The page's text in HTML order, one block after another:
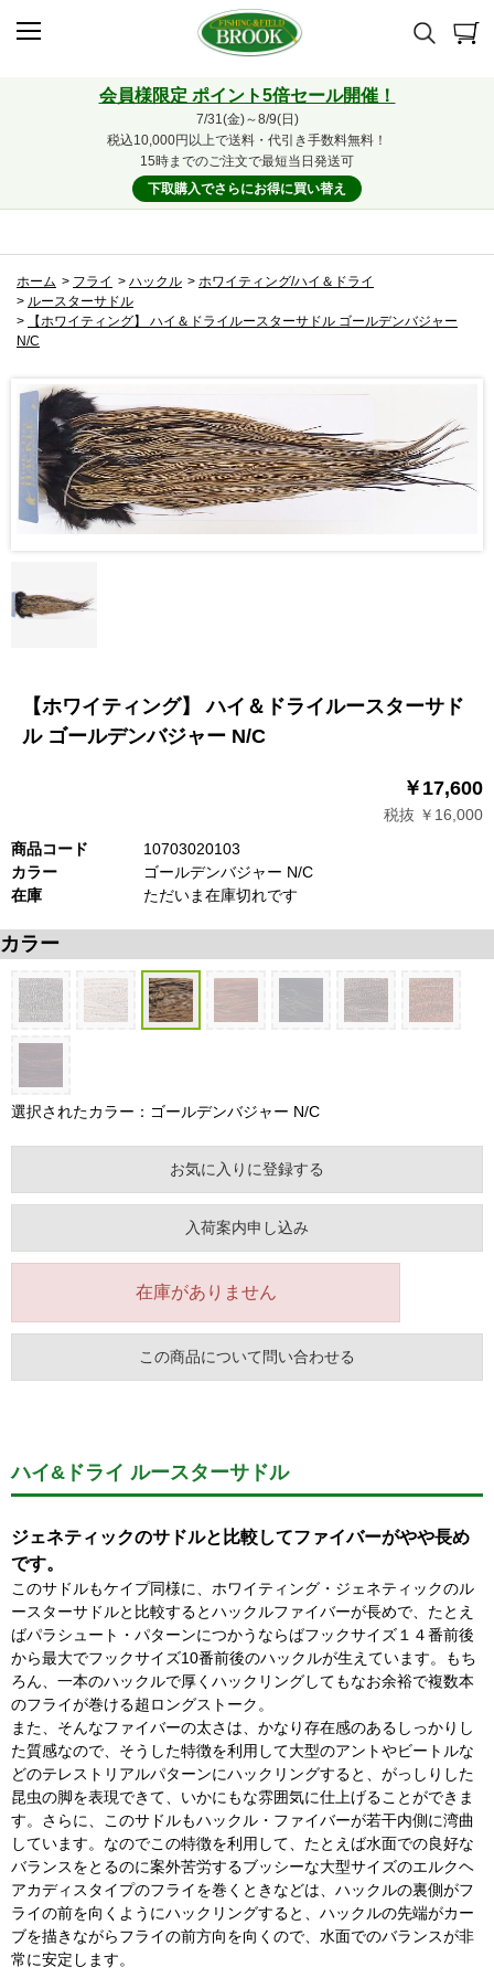
会員様限定 ポイント5倍セール開催！
7/31(金)～8/9(日)
税込10,000円以上で送料・代引き手数料無料！
15時までのご注文で最短当日発送可
下取購入でさらにお得に買い替え
ホーム > フライ > ハックル > ホワイティング/ハイ＆ドライ
> ルースターサドル
>
【ホワイティング】 ハイ＆ドライルースターサドル ゴールデンバジャー
N/C
【ホワイティング】 ハイ＆ドライルースターサド
ル ゴールデンバジャー N/C
￥17,600
税抜 ￥16,000
商品コード
10703020103
カラー
ゴールデンバジャー N/C
在庫
ただいま在庫切れです
カラー
選択されたカラー：ゴールデンバジャー N/C
お気に入りに登録する
入荷案内申し込み
在庫がありません
この商品について問い合わせる
ハイ&ドライ ルースターサドル
ジェネティックのサドルと比較してファイバーがやや長め
です。
このサドルもケイプ同様に、ホワイティング・ジェネティックのル
ースターサドルと比較するとハックルファイバーが長めで、たとえ
ばパラシュート・パターンにつかうならばフックサイズ１４番前後
から最大でフックサイズ10番前後のハックルが生えています。もち
ろん、一本のハックルで厚くハックリングしてもなお余裕で複数本
のフライが巻ける超ロングストーク。
また、そんなファイバーの太さは、かなり存在感のあるしっかりし
た質感なので、そうした特徴を利用して大型のアントやビートルな
どのテレストリアルパターンにハックリングすると、がっしりした
昆虫の脚を表現できて、いかにもな雰囲気に仕上げることができま
す。さらに、このサドルもハックル・ファイバーが若干内側に湾曲
しています。なのでこの特徴を利用して、たとえば水面での良好な
バランスをとるのに案外苦労するブッシーな大型サイズのエルクヘ
アカディスタイプのフライを巻くときなどは、ハックルの裏側がフ
ライの前を向くようにハックリングすると、ハックルの先端がカー
ブを描きながらフライの前方向を向くので、水面でのバランスが非
常に安定します。